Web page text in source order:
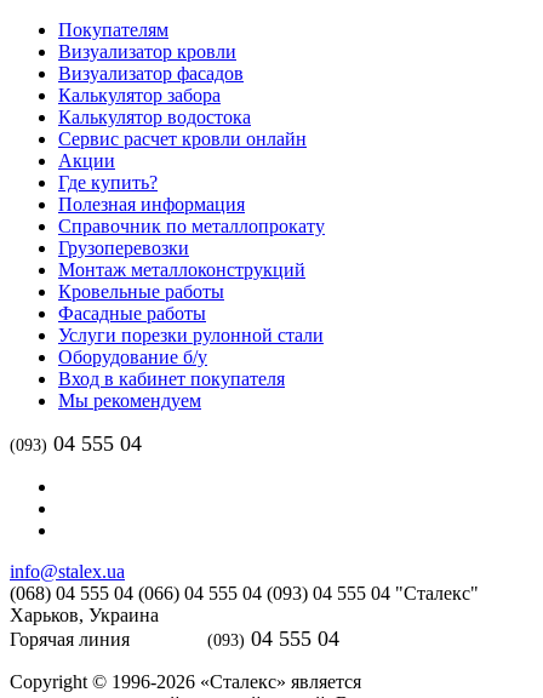
Покупателям
Визуализатор кровли
Визуализатор фасадов
Калькулятор забора
Калькулятор водостока
Сервис расчет кровли онлайн
Акции
Где купить?
Полезная информация
Справочник по металлопрокату
Грузоперевозки
Монтаж металлоконструкций
Кровельные работы
Фасадные работы
Услуги порезки рулонной стали
Оборудование б/у
Вход в кабинет покупателя
Мы рекомендуем
(093) 04 555 04
info@stalex.ua
(068) 04 555 04 (066) 04 555 04 (093) 04 555 04 "Сталекс"
Харьков, Украина
Горячая линия
(093) 04 555 04
Copyright © 1996-2026 «Сталекс» является